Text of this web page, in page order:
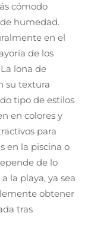
cómodo
humedad.
en el
de los
lona de
su textura
tipo de estilos
en colores y
para
en la piscina o
de lo
la playa, ya sea
obtener
tras